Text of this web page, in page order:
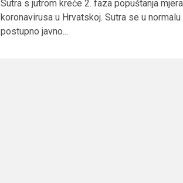
Sutra s jutrom kreće 2. faza popuštanja
koronavirusa u Hrvatskoj. Sutra se u normalu
postupno javno...